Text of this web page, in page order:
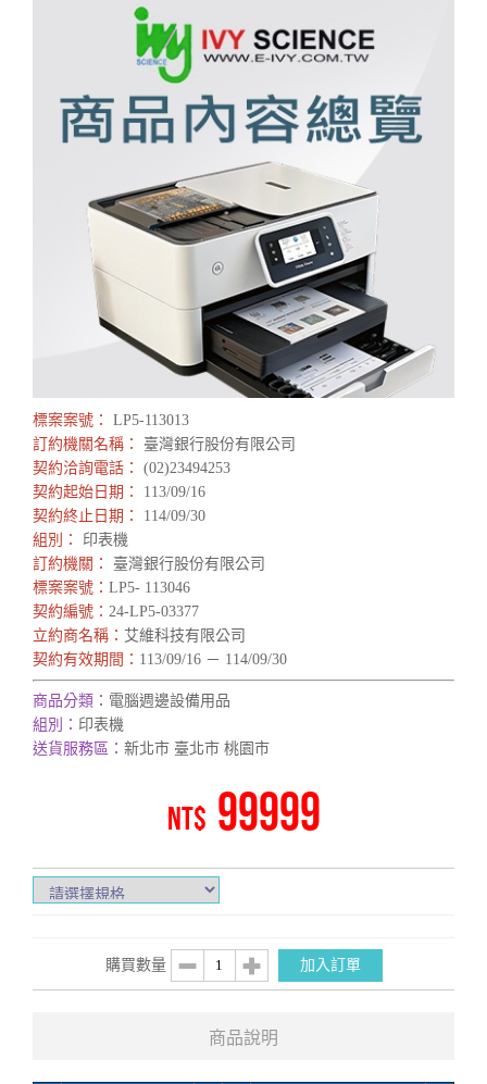
標案案號：
LP5-113013
訂約機關名稱：
臺灣銀行股份有限公司
契約洽詢電話：
(02)23494253
契約起始日期：
113/09/16
契約終止日期：
114/09/30
組別：
印表機
訂約機關：
臺灣銀行股份有限公司
標案案號： LP5- 113046
契約編號： 24-LP5-03377
立約商名稱： 艾維科技有限公司
契約有效期間： 113/09/16 － 114/09/30
商品分類： 電腦週邊設備用品
組別： 印表機
送貨服務區： 新北市 臺北市 桃園市
NT$ 99999
購買數量 加入訂單
商品說明